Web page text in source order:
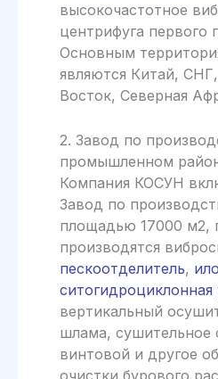
высокочастотное
центрифуга первого
Основным
являются Китай,
Восток, Северная
2. Завод по
промышленном
Компания КОСУН
Завод по
площадью 17000 м2,
производятся
пескоотделитель,
ситогидроциклонная
вертикальный
шлама, сушительное
винтовой и другое
очистки бурового